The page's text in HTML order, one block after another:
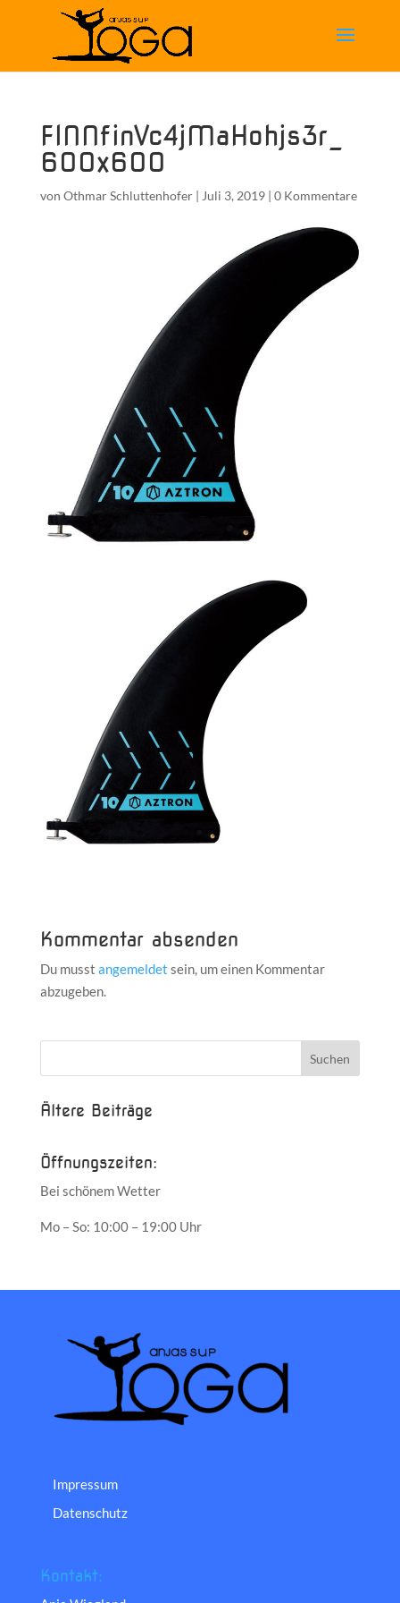
FINNfinVc4jMaHohjs3r_
600x600
von Othmar Schluttenhofer| Juli 3, 2019| 0 Kommentare
Kommentar absenden
Du musst angemeldet sein, um einen Kommentar
abzugeben.
Ältere Beiträge
Öffnungszeiten:
Bei schönem Wetter
Mo – So: 10:00 – 19:00 Uhr
Impressum
Datenschutz
Kontakt: